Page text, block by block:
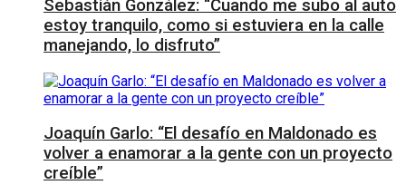
Sebastián González: “Cuando me subo al auto
estoy tranquilo, como si estuviera en la calle
manejando, lo disfruto”
Joaquín Garlo: “El desafío en Maldonado es
volver a enamorar a la gente con un proyecto
creíble”